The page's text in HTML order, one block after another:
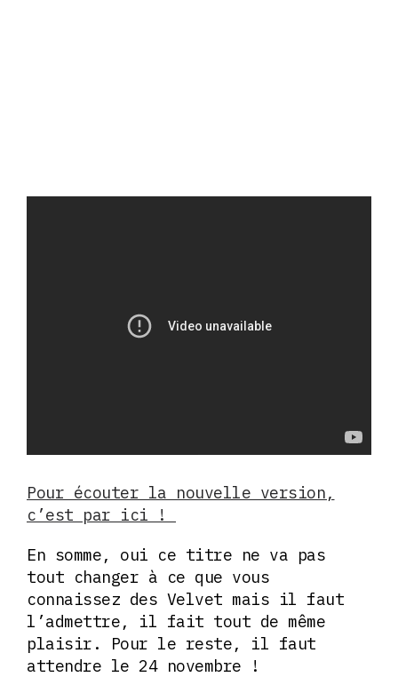
Pour écouter la nouvelle version,
c’est par ici !
En somme, oui ce titre ne va pas
tout changer à ce que vous
connaissez des Velvet mais il faut
l’admettre, il fait tout de même
plaisir. Pour le reste, il faut
attendre le 24 novembre !